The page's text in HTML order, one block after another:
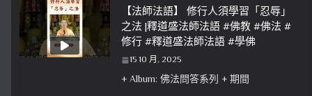
【法師法語】 修行人須學習「忍辱」
之法 |釋道盛法師法語 #佛教 #佛法 #
修行 #釋道盛法師法語 #學佛
15 10 月, 2025
+ Album: 佛法問答系列 + 期間